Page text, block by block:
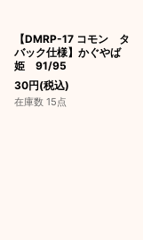
【DMRP-17 コモン タ
バック仕様】かぐやば
姫 91/95
30円(税込)
在庫数 15点